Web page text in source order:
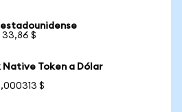
33,86 $
Token a Dólar
$